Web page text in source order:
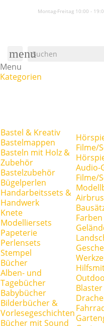
Montag-Freitag 10:00 -
menu
Menu
Kategorien
Bastel & Kreativ
Bastelmappen
Basteln mit Holz &
Zubehör
Bastelzubehör
Bügelperlen
Handarbeitssets &
Handwerk
Knete
Modelliersets
Papeterie
Perlensets
Stempel
Bücher
Alben- und
Tagebücher
Babybücher
Bilderbücher &
Vorlesegeschichten
Bücher mit Sound
Filme/
Audio-
Filme/
Farben
Blaster